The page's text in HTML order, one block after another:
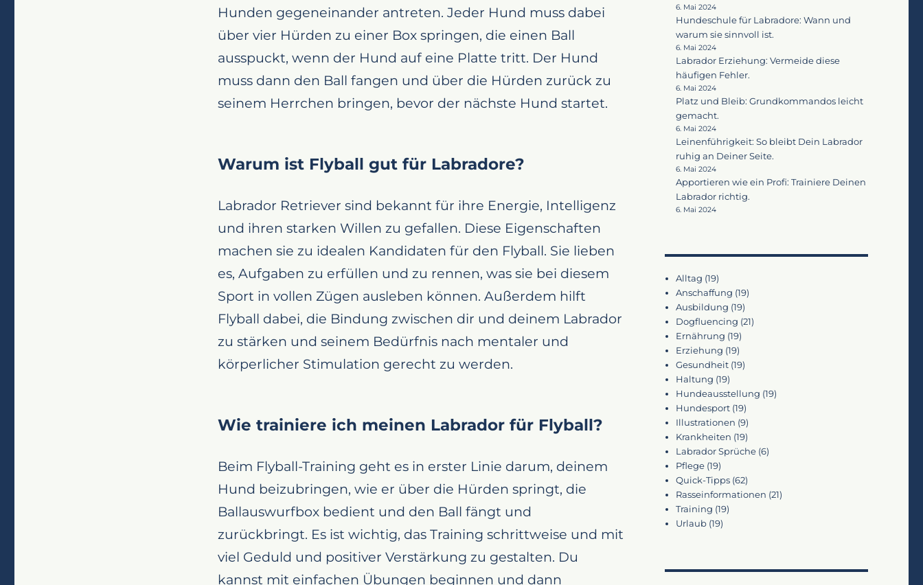
Hunden gegeneinander antreten. Jeder Hund muss dabei
über vier Hürden zu einer Box springen, die einen Ball
ausspuckt, wenn der Hund auf eine Platte tritt. Der Hund
muss dann den Ball fangen und über die Hürden zurück zu
seinem Herrchen bringen, bevor der nächste Hund startet.
Warum ist Flyball gut für Labradore?
Labrador Retriever sind bekannt für ihre Energie, Intelligenz
und ihren starken Willen zu gefallen. Diese Eigenschaften
machen sie zu idealen Kandidaten für den Flyball. Sie lieben
es, Aufgaben zu erfüllen und zu rennen, was sie bei diesem
Sport in vollen Zügen ausleben können. Außerdem hilft
Flyball dabei, die Bindung zwischen dir und deinem Labrador
zu stärken und seinem Bedürfnis nach mentaler und
körperlicher Stimulation gerecht zu werden.
Wie trainiere ich meinen Labrador für Flyball?
Beim Flyball-Training geht es in erster Linie darum, deinem
Hund beizubringen, wie er über die Hürden springt, die
Ballauswurfbox bedient und den Ball fängt und
zurückbringt. Es ist wichtig, das Training schrittweise und mit
viel Geduld und positiver Verstärkung zu gestalten. Du
kannst mit einfachen Übungen beginnen und dann
6. Mai 2024
Hundeschule für Labradore: Wann und
warum sie sinnvoll ist.
6. Mai 2024
Labrador Erziehung: Vermeide diese
häufigen Fehler.
6. Mai 2024
Platz und Bleib: Grundkommandos leicht
gemacht.
6. Mai 2024
Leinenführigkeit: So bleibt Dein Labrador
ruhig an Deiner Seite.
6. Mai 2024
Apportieren wie ein Profi: Trainiere Deinen
Labrador richtig.
6. Mai 2024
Alltag (19)
Anschaffung (19)
Ausbildung (19)
Dogfluencing (21)
Ernährung (19)
Erziehung (19)
Gesundheit (19)
Haltung (19)
Hundeausstellung (19)
Hundesport (19)
Illustrationen (9)
Krankheiten (19)
Labrador Sprüche (6)
Pflege (19)
Quick-Tipps (62)
Rasseinformationen (21)
Training (19)
Urlaub (19)